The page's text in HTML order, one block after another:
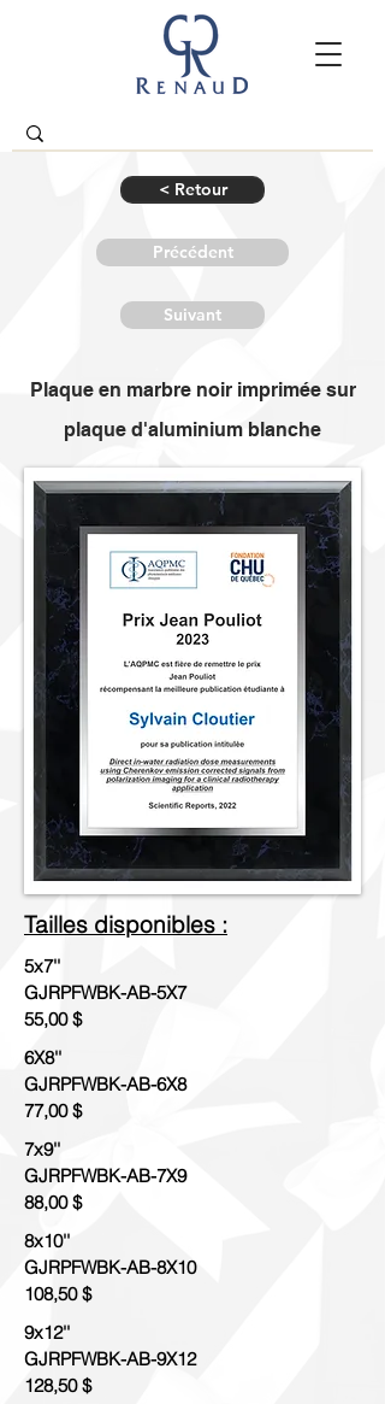
< Retour
Précédent
Suivant
Plaque en marbre noir imprimée sur
plaque d'aluminium blanche
Tailles disponibles :
5x7''
GJRPFWBK-AB-5X7
55,00 $
6X8''
GJRPFWBK-AB-6X8
77,00 $
7x9''
GJRPFWBK-AB-7X9
88,00 $
8x10''
GJRPFWBK-AB-8X10
108,50 $
9x12''
GJRPFWBK-AB-9X12
128,50 $